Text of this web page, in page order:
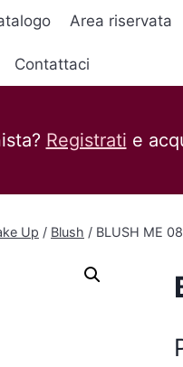
Area riservata
Contattaci
Registrati e
Up / Blush / BLUSH ME